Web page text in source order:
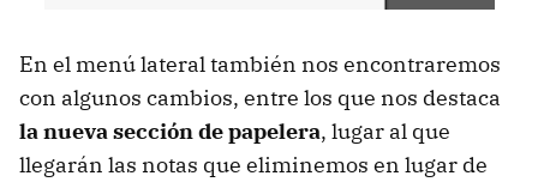
En el menú lateral también nos encontraremos
con algunos cambios, entre los que nos destaca
la nueva sección de papelera, lugar al que
llegarán las notas que eliminemos en lugar de